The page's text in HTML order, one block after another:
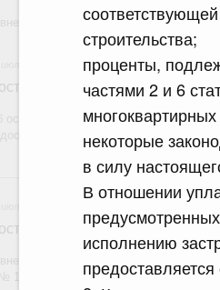
строительства;
проценты,
частями 2 и 6
некоторые
в силу
В отношении
исполнению
внесении изменений в некоторые
Правительства
особенностях применения
и водоотведения
Правительства
внесении изменений в постановление